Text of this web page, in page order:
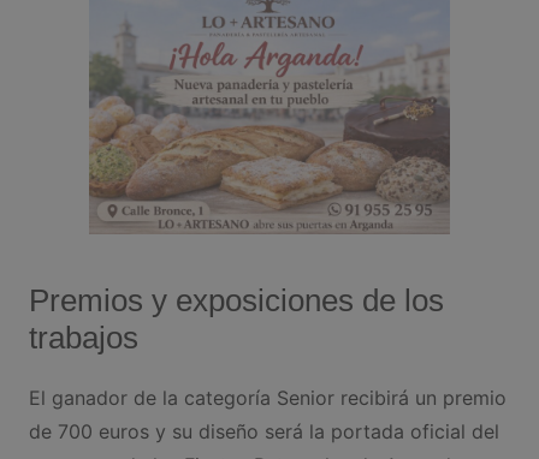
Premios y exposiciones de los
trabajos
El ganador de la categoría Senior recibirá un premio
de 700 euros y su diseño será la portada oficial del